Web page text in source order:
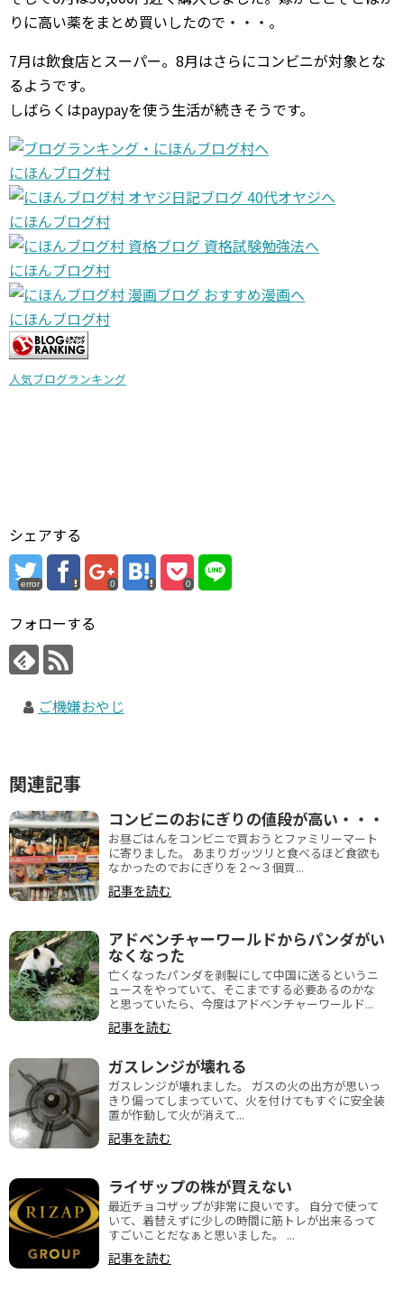
りに高い薬をまとめ買いしたので・・・。
7月は飲食店とスーパー。8月はさらにコンビニが対象とな
るようです。
しばらくはpaypayを使う生活が続きそうです。
にほんブログ村
にほんブログ村
にほんブログ村
にほんブログ村
人気ブログランキング
シェアする
error 0 0
フォローする
ご機嫌おやじ
関連記事
コンビニのおにぎりの値段が高い・・・
お昼ごはんをコンビニで買おうとファミリーマート
に寄りました。 あまりガッツリと食べるほど食欲も
なかったのでおにぎりを２〜３個買...
記事を読む
アドベンチャーワールドからパンダがい
なくなった
亡くなったパンダを剥製にして中国に送るというニ
ュースをやっていて、そこまでする必要あるのかな
と思っていたら、今度はアドベンチャーワールド...
記事を読む
ガスレンジが壊れる
ガスレンジが壊れました。 ガスの火の出方が思いっ
きり偏ってしまっていて、火を付けてもすぐに安全装
置が作動して火が消えて...
記事を読む
ライザップの株が買えない
最近チョコザップが非常に良いです。 自分で使って
いて、着替えずに少しの時間に筋トレが出来るって
すごいことだなぁと思いました。 ...
記事を読む